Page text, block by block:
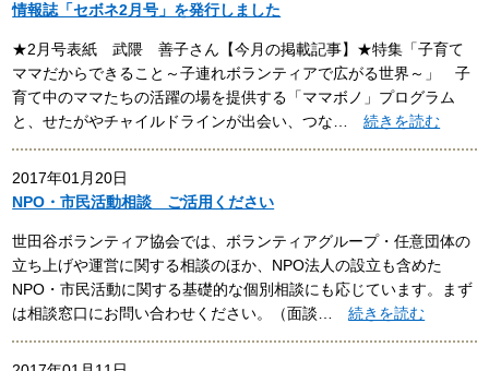
情報誌「セボネ2月号」を発行しました
★2月号表紙 武隈 善子さん【今月の掲載記事】★特集「子育て
ママだからできること～子連れボランティアで広がる世界～」 子
育て中のママたちの活躍の場を提供する「ママボノ」プログラム
と、せたがやチャイルドラインが出会い、つな…続きを読む
2017年01月20日
NPO・市民活動相談 ご活用ください
世田谷ボランティア協会では、ボランティアグループ・任意団体の
立ち上げや運営に関する相談のほか、NPO法人の設立も含めた
NPO・市民活動に関する基礎的な個別相談にも応じています。まず
は相談窓口にお問い合わせください。（面談…続きを読む